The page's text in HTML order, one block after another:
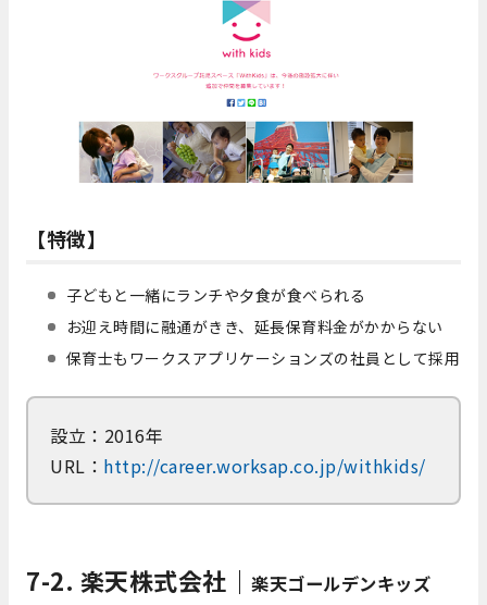
【特徴】
子どもと一緒にランチや夕食が食べられる
お迎え時間に融通がきき、延長保育料金がかからない
保育士もワークスアプリケーションズの社員として採用
設立：2016年
URL： http://career.worksap.co.jp/withkids/
7-2. 楽天株式会社｜ 楽天ゴールデンキッズ